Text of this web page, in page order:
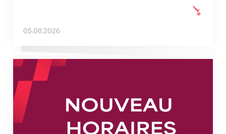
05.08.2026
Nouveaux horaires du secrétariat dès le 1er août